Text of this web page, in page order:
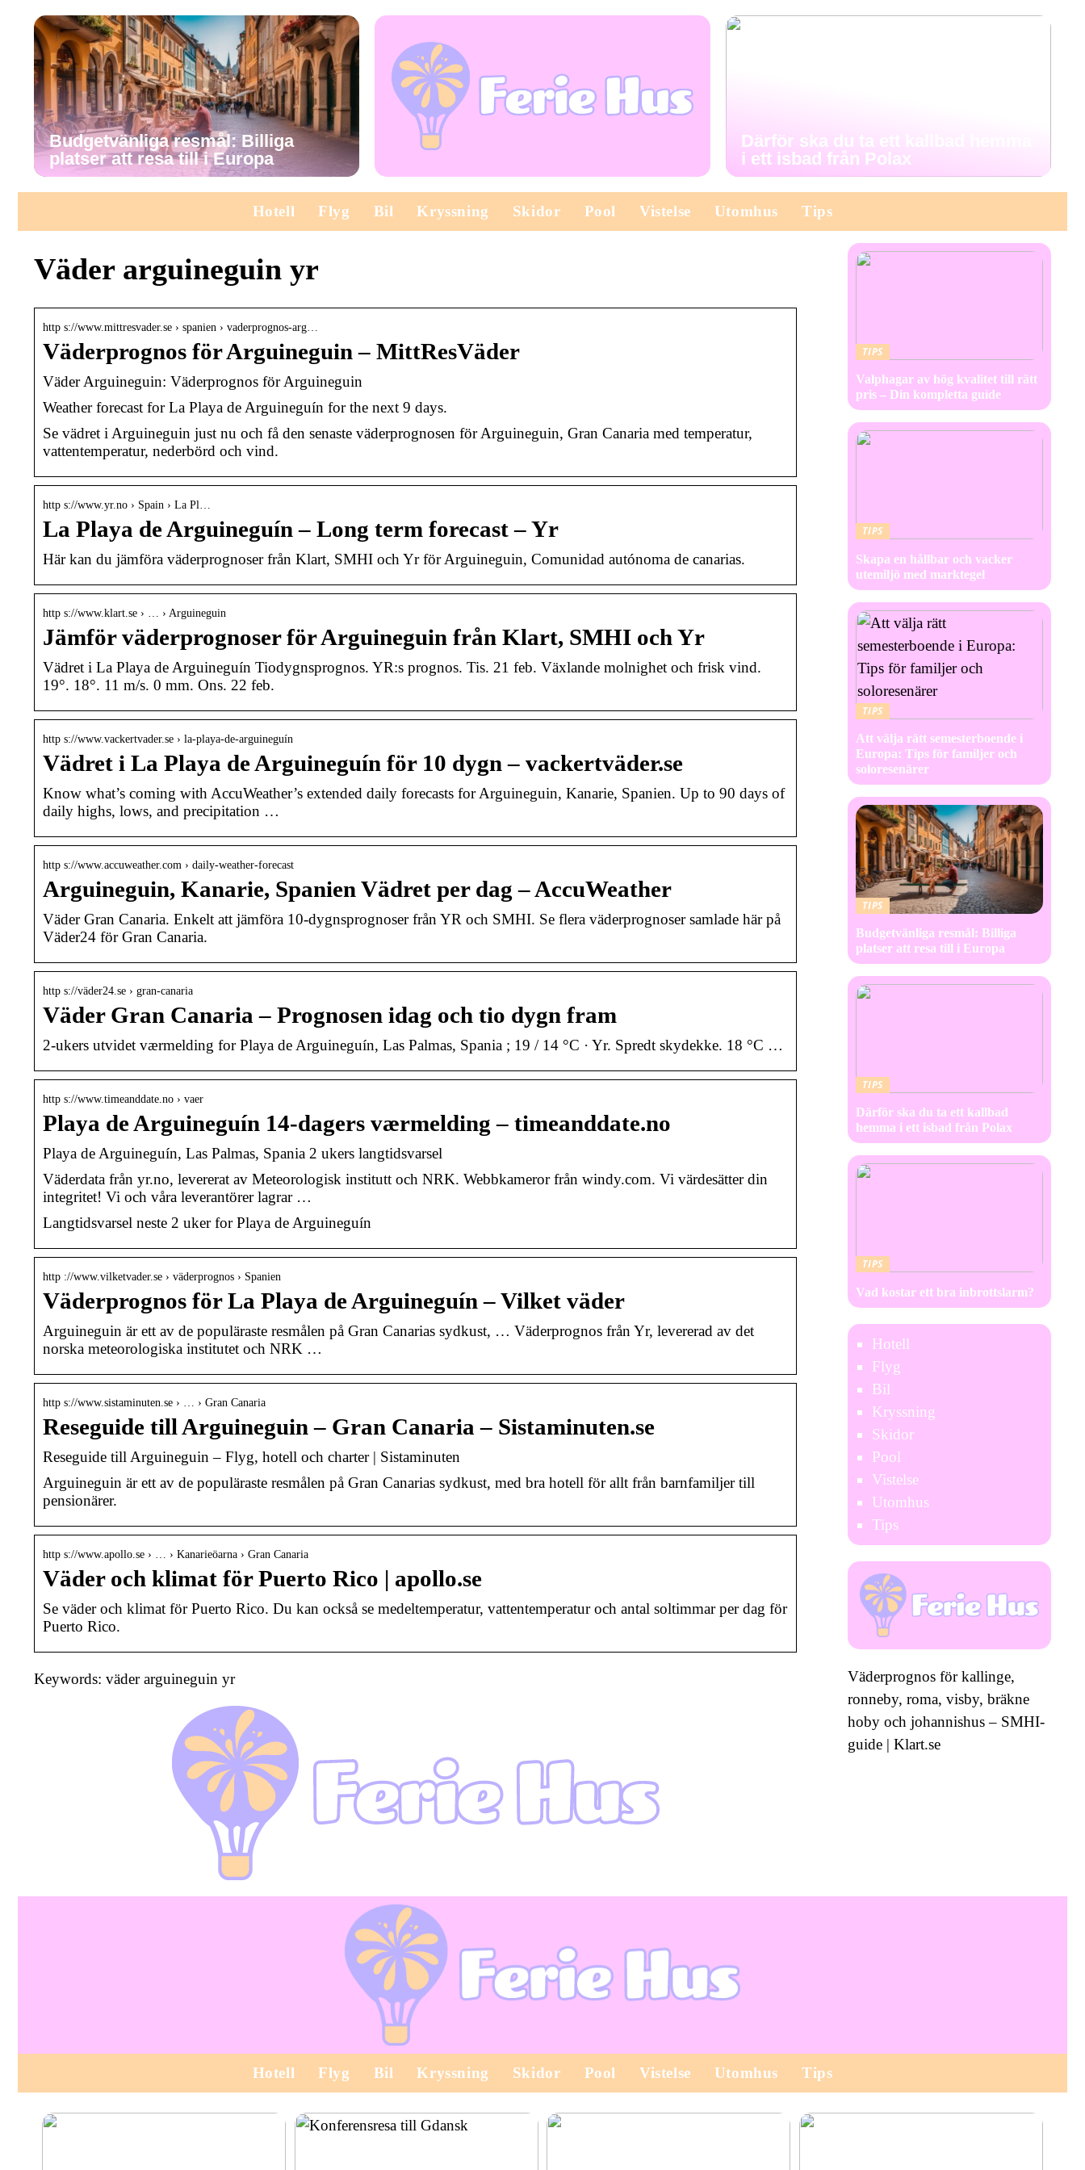
Budgetvänliga resmål: Billiga
platser att resa till i Europa
Därför ska du ta ett kallbad hemma
i ett isbad från Polax
Hotell Flyg Bil Kryssning Skidor Pool Vistelse Utomhus Tips
Väder arguineguin yr
http s://www.mittresvader.se › spanien › vaderprognos-arg…
Väderprognos för Arguineguin – MittResVäder
Väder Arguineguin: Väderprognos för Arguineguin
Weather forecast for La Playa de Arguineguín for the next 9 days.
Se vädret i Arguineguin just nu och få den senaste väderprognosen för Arguineguin, Gran Canaria med temperatur,
vattentemperatur, nederbörd och vind.
http s://www.yr.no › Spain › La Pl…
La Playa de Arguineguín – Long term forecast – Yr
Här kan du jämföra väderprognoser från Klart, SMHI och Yr för Arguineguin, Comunidad autónoma de canarias.
http s://www.klart.se › … › Arguineguin
Jämför väderprognoser för Arguineguin från Klart, SMHI och Yr
Vädret i La Playa de Arguineguín Tiodygnsprognos. YR:s prognos. Tis. 21 feb. Växlande molnighet och frisk vind.
19°. 18°. 11 m/s. 0 mm. Ons. 22 feb.
http s://www.vackertvader.se › la-playa-de-arguineguín
Vädret i La Playa de Arguineguín för 10 dygn – vackertväder.se
Know what’s coming with AccuWeather’s extended daily forecasts for Arguineguin, Kanarie, Spanien. Up to 90 days of
daily highs, lows, and precipitation …
http s://www.accuweather.com › daily-weather-forecast
Arguineguin, Kanarie, Spanien Vädret per dag – AccuWeather
Väder Gran Canaria. Enkelt att jämföra 10-dygnsprognoser från YR och SMHI. Se flera väderprognoser samlade här på
Väder24 för Gran Canaria.
http s://väder24.se › gran-canaria
Väder Gran Canaria – Prognosen idag och tio dygn fram
2-ukers utvidet værmelding for Playa de Arguineguín, Las Palmas, Spania ; 19 / 14 °C · Yr. Spredt skydekke. 18 °C …
http s://www.timeanddate.no › vaer
Playa de Arguineguín 14-dagers værmelding – timeanddate.no
Playa de Arguineguín, Las Palmas, Spania 2 ukers langtidsvarsel
Väderdata från yr.no, levererat av Meteorologisk institutt och NRK. Webbkameror från windy.com. Vi värdesätter din
integritet! Vi och våra leverantörer lagrar …
Langtidsvarsel neste 2 uker for Playa de Arguineguín
http ://www.vilketvader.se › väderprognos › Spanien
Väderprognos för La Playa de Arguineguín – Vilket väder
Arguineguin är ett av de populäraste resmålen på Gran Canarias sydkust, … Väderprognos från Yr, levererad av det
norska meteorologiska institutet och NRK …
http s://www.sistaminuten.se › … › Gran Canaria
Reseguide till Arguineguin – Gran Canaria – Sistaminuten.se
Reseguide till Arguineguin – Flyg, hotell och charter | Sistaminuten
Arguineguin är ett av de populäraste resmålen på Gran Canarias sydkust, med bra hotell för allt från barnfamiljer till
pensionärer.
http s://www.apollo.se › … › Kanarieöarna › Gran Canaria
Väder och klimat för Puerto Rico | apollo.se
Se väder och klimat för Puerto Rico. Du kan också se medeltemperatur, vattentemperatur och antal soltimmar per dag för
Puerto Rico.
Keywords: väder arguineguin yr
TIPS
Valphagar av hög kvalitet till rätt
pris – Din kompletta guide
TIPS
Skapa en hållbar och vacker
utemiljö med marktegel
TIPS
Att välja rätt semesterboende i
Europa: Tips för familjer och
soloresenärer
TIPS
Budgetvänliga resmål: Billiga
platser att resa till i Europa
TIPS
Därför ska du ta ett kallbad
hemma i ett isbad från Polax
TIPS
Vad kostar ett bra inbrottslarm?
Hotell
Flyg
Bil
Kryssning
Skidor
Pool
Vistelse
Utomhus
Tips
Väderprognos för kallinge,
ronneby, roma, visby, bräkne
hoby och johannishus – SMHI-
guide | Klart.se
Hotell Flyg Bil Kryssning Skidor Pool Vistelse Utomhus Tips